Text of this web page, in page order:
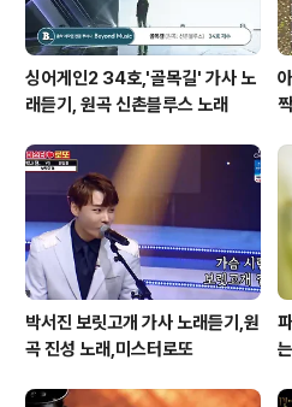
싱어게인2 34호,'골목길' 가사 노
래듣기, 원곡 신촌블루스 노래
박서진 보릿고개 가사 노래듣기,원
곡 진성 노래,미스터로또